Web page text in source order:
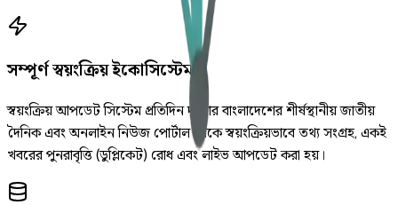
সম্পূর্ণ স্বয়ংক্রিয় ইকোসিস্টেম
স্বয়ংক্রিয় আপডেট সিস্টেম প্রতিদিন দুইবার বাংলাদেশের শীর্ষস্থানীয় জাতীয়
দৈনিক এবং অনলাইন নিউজ পোর্টাল থেকে স্বয়ংক্রিয়ভাবে তথ্য সংগ্রহ, একই
খবরের পুনরাবৃত্তি (ডুপ্লিকেট) রোধ এবং লাইভ আপডেট করা হয়।